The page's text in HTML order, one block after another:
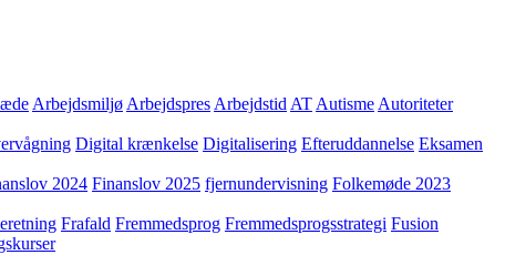
Arbejdsmiljø Arbejdspres Arbejdstid AT Autisme Autoriteter
Digital krænkelse Digitalisering Efteruddannelse Eksamen
2024 Finanslov 2025 fjernundervisning Folkemøde 2023
Frafald Fremmedsprog Fremmedsprogsstrategi Fusion